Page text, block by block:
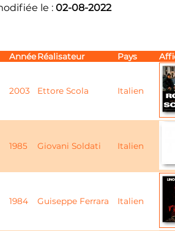
le : 02-08-2022
AnnéeRéalisateur Pays
2003 Ettore Scola Italien
1985 Giovani Soldati Italien
1984 Guiseppe Ferrara Italien